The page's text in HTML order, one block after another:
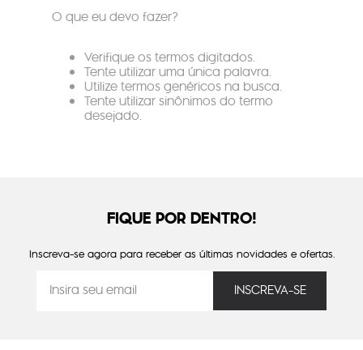
O que eu devo fazer?
Verifique os termos digitados.
Tente utilizar uma única palavra.
Utilize termos genéricos na busca.
Tente utilizar sinônimos do termo
desejado.
FIQUE POR DENTRO!
Inscreva-se agora para receber as últimas novidades e ofertas.